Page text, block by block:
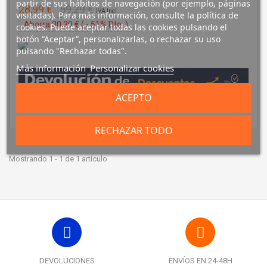
28,99 € 59,29 € IVA Incl.
Ahorra 30,30 € ( - 51% Dto. )
Mostrando 1 - 1 de 1 artículo
DEVOLUCIONES ENVÍOS EN 24-48H
partir de sus hábitos de navegación (por ejemplo, páginas
visitadas). Para más información, consulte la política de
cookies. Puede aceptar todas las cookies pulsando el
botón “Aceptar”, personalizarlas, o rechazar su uso
pulsando "Rechazar todas".
Más información Personalizar cookies
RECHAZAR TODO
ACEPTO